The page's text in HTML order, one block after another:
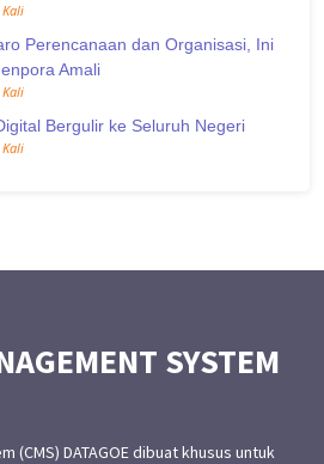
Perencanaan dan Organisasi, Ini
Amali
Bergulir ke Seluruh Negeri
SYSTEM
(CMS) DATAGOE dibuat khusus untuk